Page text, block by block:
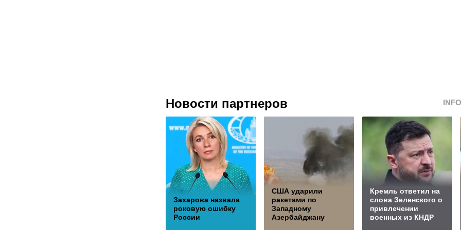
Новости партнеров
Захарова назвала
роковую ошибку
России
США ударили
ракетами по
Западному
Азербайджану
Кремль ответил на
слова Зеленского о
привлечении
военных из КНДР